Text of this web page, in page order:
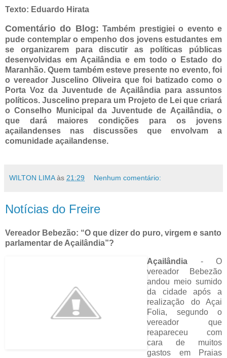
Texto: Eduardo Hirata
Comentário do Blog: Também prestigiei o evento e
pude contemplar o empenho dos jovens estudantes em
se organizarem para discutir as políticas públicas
desenvolvidas em Açailândia e em todo o Estado do
Maranhão. Quem também esteve presente no evento, foi
o vereador Juscelino Oliveira que foi batizado como o
Porta Voz da Juventude de Açailândia para assuntos
políticos. Juscelino prepara um Projeto de Lei que criará
o Conselho Municipal da Juventude de Açailândia, o
que dará maiores condições para os jovens
açailandenses nas discussões que envolvam a
comunidade açailandense.
WILTON LIMA às 21:29 Nenhum comentário:
Notícias do Freire
Vereador Bebezão: “O que dizer do puro, virgem e santo
parlamentar de Açailândia”?
Açailândia - O
vereador Bebezão
andou meio sumido
da cidade após a
realização do Açai
Folia, segundo o
vereador que
reapareceu com
cara de muitos
gastos em Praias